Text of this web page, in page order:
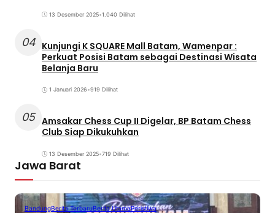
13 Desember 2025•1.040 Dilihat
04 Kunjungi K SQUARE Mall Batam, Wamenpar :
Perkuat Posisi Batam sebagai Destinasi Wisata
Belanja Baru
1 Januari 2026•919 Dilihat
05 Amsakar Chess Cup II Digelar, BP Batam Chess
Club Siap Dikukuhkan
13 Desember 2025•719 Dilihat
Jawa Barat
BandungBerita TerbaruBerita UtamaPeristiwa